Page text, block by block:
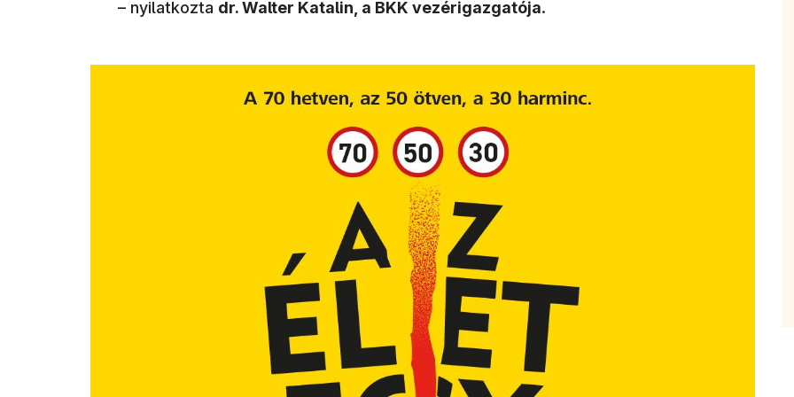
– nyilatkozta dr. Walter Katalin, a BKK vezérigazgatója.